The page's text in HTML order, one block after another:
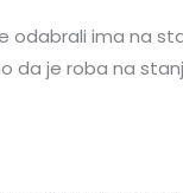
odabrali ima na
je roba na